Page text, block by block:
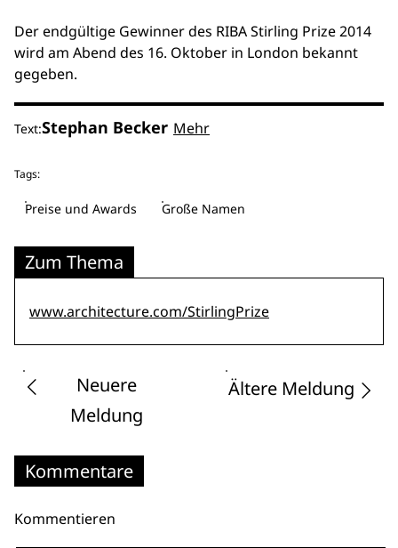
Der endgültige Gewinner des RIBA Stirling Prize 2014
wird am Abend des 16. Oktober in London bekannt
gegeben.
Text:Stephan Becker Mehr
Tags:
Preise und Awards Große Namen
Zum Thema
www.architecture.com/StirlingPrize
Neuere
Meldung
Ältere Meldung
Kommentare
Kommentieren